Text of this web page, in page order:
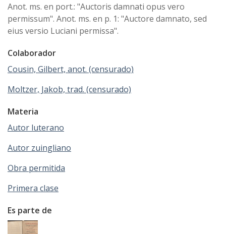
Anot. ms. en port.: "Auctoris damnati opus vero
permissum". Anot. ms. en p. 1: "Auctore damnato, sed
eius versio Luciani permissa".
Colaborador
Cousin, Gilbert, anot. (censurado)
Moltzer, Jakob, trad. (censurado)
Materia
Autor luterano
Autor zuingliano
Obra permitida
Primera clase
Es parte de